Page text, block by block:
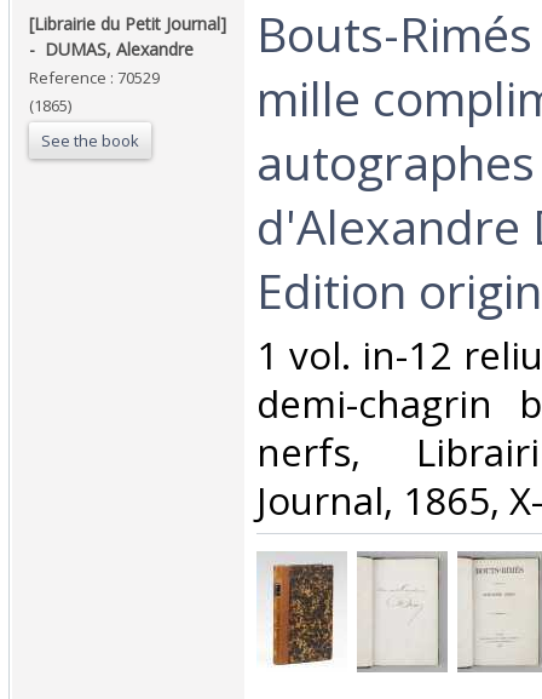
‎[Librairie du Petit Journal]
- ‎ ‎DUMAS, Alexandre‎
Reference : 70529
(1865)
See the book
‎Bouts-
mille
d'Alexandre
Edition
‎1 vol. in-12
demi-chagrin
nerfs,
Journal, 1865,